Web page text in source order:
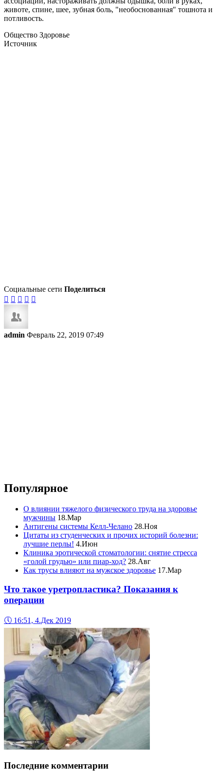
животе, спине, шее, зубная боль, "необоснованная" тошнота и
потливость.
Общество Здоровье
Источник
Социальные сети Поделиться
    
admin Февраль 22, 2019 07:49
Популярное
О влиянии тяжелого физического труда на здоровье
мужчины 18.Мар
Антигены системы Келл-Челано 28.Ноя
Цитаты из студенческих и прочих историй болезни:
лучшие перлы! 4.Июн
Клиника эротической стоматологии: снятие стресса
«голой грудью» или пиар-ход? 28.Авг
Как трусы влияют на мужское здоровье 17.Мар
Что такое уретропластика? Показания к
операции
🕔 16:51, 4.Дек 2019
Последние комментарии